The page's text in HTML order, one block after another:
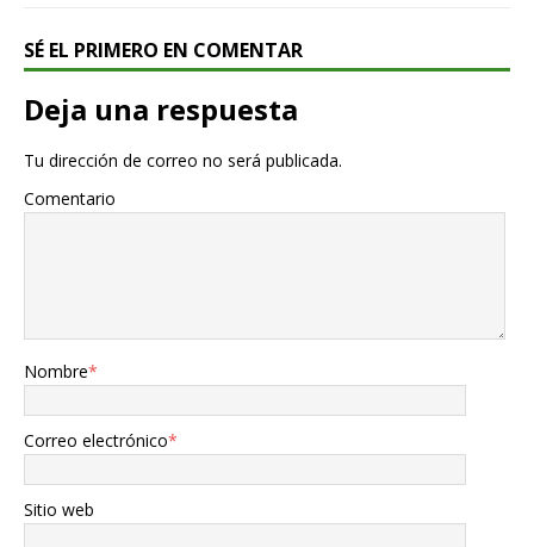
SÉ EL PRIMERO EN COMENTAR
Deja una respuesta
Tu dirección de correo no será publicada.
Comentario
Nombre*
Correo electrónico*
Sitio web